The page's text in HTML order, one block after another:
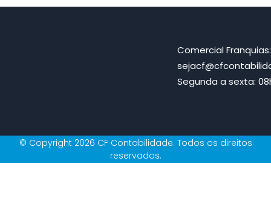
Comercial
Segunda a sexta:
© Copyright 2026 CF Contabilidade. Todos os direitos
reservados.